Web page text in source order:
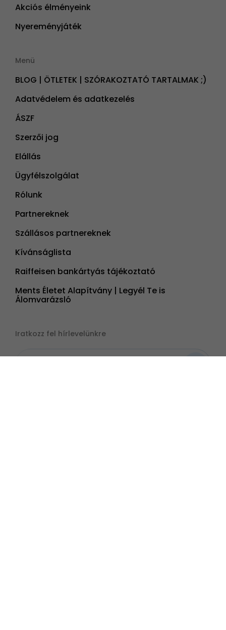
Akciós élményeink
Nyereményjáték
Menü
BLOG | ÖTLETEK | SZÓRAKOZTATÓ TARTALMAK ;)
Adatvédelem és adatkezelés
ÁSZF
Szerzői jog
Elállás
Ügyfélszolgálat
Rólunk
Partnereknek
Szállásos partnereknek
Kívánságlista
Raiffeisen bankártyás tájékoztató
Ments Életet Alapítvány | Legyél Te is
Álomvarázsló
Iratkozz fel hírlevelünkre